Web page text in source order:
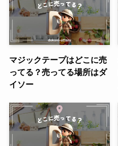
マジックテープはどこに売
ってる？売ってる場所はダ
イソー